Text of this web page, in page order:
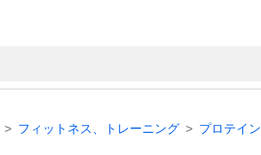
フィットネス、トレーニング プロテイン